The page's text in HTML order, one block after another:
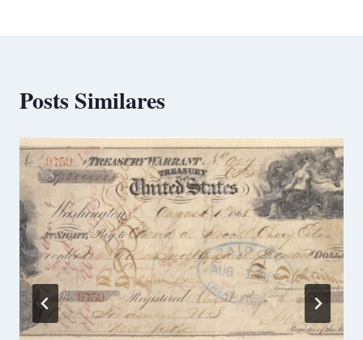
Posts Similares